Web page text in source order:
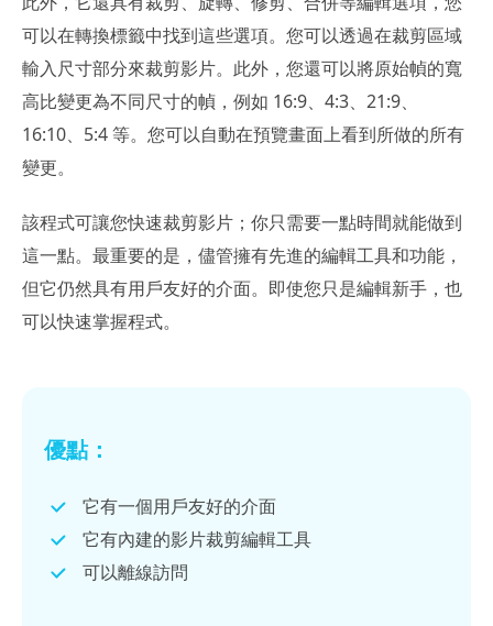
可以在轉換標籤中找到這些選項。您可以透過在裁剪區域
輸入尺寸部分來裁剪影片。此外，您還可以將原始幀的寬
高比變更為不同尺寸的幀，例如 16:9、4:3、21:9、
16:10、5:4 等。您可以自動在預覽畫面上看到所做的所有
變更。
該程式可讓您快速裁剪影片；你只需要一點時間就能做到
這一點。最重要的是，儘管擁有先進的編輯工具和功能，
但它仍然具有用戶友好的介面。即使您只是編輯新手，也
可以快速掌握程式。
優點：
它有一個用戶友好的介面
它有內建的影片裁剪編輯工具
可以離線訪問